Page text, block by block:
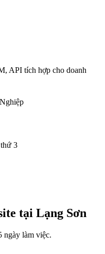
API tích hợp cho doanh
3
tại Lạng Sơn
ngày làm việc.